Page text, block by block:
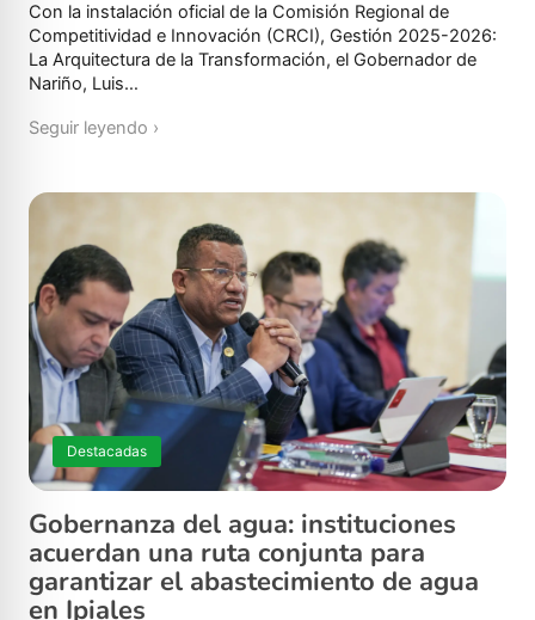
Con la instalación oficial de la Comisión Regional de
Competitividad e Innovación (CRCI), Gestión 2025-2026:
La Arquitectura de la Transformación, el Gobernador de
Nariño, Luis…
Seguir leyendo ›
Destacadas
Gobernanza del agua: instituciones
acuerdan una ruta conjunta para
garantizar el abastecimiento de agua
en Ipiales